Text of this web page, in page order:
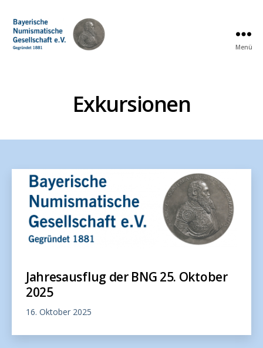
Menü
Exkursionen
Jahresausflug der BNG 25. Oktober
2025
16. Oktober 2025